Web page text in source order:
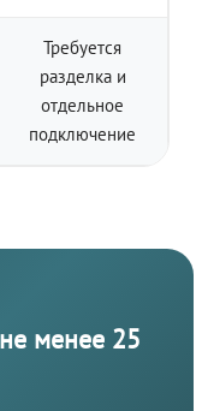
Требуется
разделка и
отдельное
подключение
менее 25